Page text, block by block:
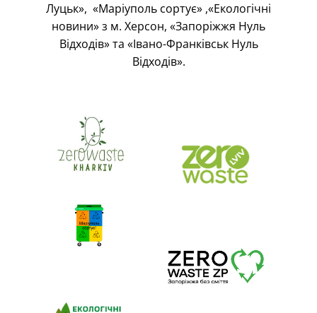
Луцьк», «Маріуполь сортує» ,«Екологічні
новини» з м. Херсон, «Запоріжжя Нуль
Відходів» та «Івано-Франківськ Нуль
Відходів».